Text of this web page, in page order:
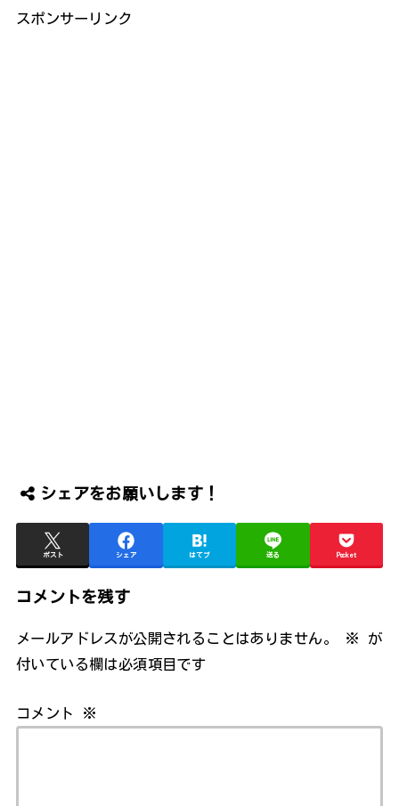
スポンサーリンク
シェアをお願いします！
ポスト シェア はてブ 送る Pocket
コメントを残す
メールアドレスが公開されることはありません。 ※
が
付いている欄は必須項目です
コメント ※